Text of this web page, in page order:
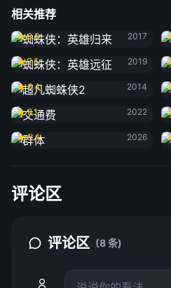
相关推荐
蜘蛛侠：英雄归来
8.0
2017
蜘蛛侠：英雄远征
7.5
2019
超凡蜘蛛侠2
6.4
2014
交通费
8.1
2022
群体
5.4
2026
评论区
评论区 (8 条)